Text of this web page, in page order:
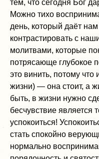
тем, что сегодня Бог
Можно тихо
день, который даёт
контрастировать с
молитвами, которые
потрясающе глубокое
это винить, потому что
жизни) — она стоит, а
быть, в жизни нужно
бесчувствие является
успокоиться!
стать спокойно
нормально